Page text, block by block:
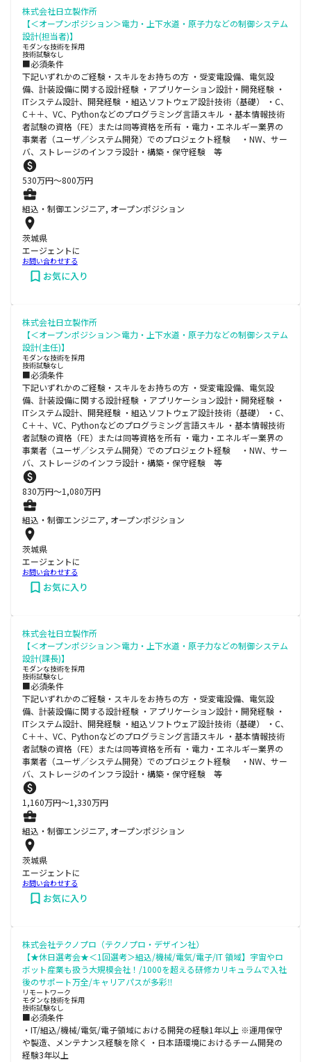
株式会社日立製作所
【＜オープンポジション＞電力・上下水道・原子力などの制御システム
設計(担当者)】
モダンな技術を採用
技術試験なし
■必須条件
下記いずれかのご経験・スキルをお持ちの方 ・受変電設備、電気設
備、計装設備に関する設計経験 ・アプリケーション設計・開発経験 ・
ITシステム設計、開発経験 ・組込ソフトウェア設計技術（基礎） ・C、
C＋＋、VC、Pythonなどのプログラミング言語スキル ・基本情報技術
者試験の資格（FE）または同等資格を所有 ・電力・エネルギー業界の
事業者（ユーザ／システム開発）でのプロジェクト経験 ・NW、サー
バ、ストレージのインフラ設計・構築・保守経験 等
530万円〜800万円
組込・制御エンジニア, オープンポジション
茨城県
エージェントに
お問い合わせする
お気に入り
株式会社日立製作所
【＜オープンポジション＞電力・上下水道・原子力などの制御システム
設計(主任)】
モダンな技術を採用
技術試験なし
■必須条件
下記いずれかのご経験・スキルをお持ちの方 ・受変電設備、電気設
備、計装設備に関する設計経験 ・アプリケーション設計・開発経験 ・
ITシステム設計、開発経験 ・組込ソフトウェア設計技術（基礎） ・C、
C＋＋、VC、Pythonなどのプログラミング言語スキル ・基本情報技術
者試験の資格（FE）または同等資格を所有 ・電力・エネルギー業界の
事業者（ユーザ／システム開発）でのプロジェクト経験 ・NW、サー
バ、ストレージのインフラ設計・構築・保守経験 等
830万円〜1,080万円
組込・制御エンジニア, オープンポジション
茨城県
エージェントに
お問い合わせする
お気に入り
株式会社日立製作所
【＜オープンポジション＞電力・上下水道・原子力などの制御システム
設計(課長)】
モダンな技術を採用
技術試験なし
■必須条件
下記いずれかのご経験・スキルをお持ちの方 ・受変電設備、電気設
備、計装設備に関する設計経験 ・アプリケーション設計・開発経験 ・
ITシステム設計、開発経験 ・組込ソフトウェア設計技術（基礎） ・C、
C＋＋、VC、Pythonなどのプログラミング言語スキル ・基本情報技術
者試験の資格（FE）または同等資格を所有 ・電力・エネルギー業界の
事業者（ユーザ／システム開発）でのプロジェクト経験 ・NW、サー
バ、ストレージのインフラ設計・構築・保守経験 等
1,160万円〜1,330万円
組込・制御エンジニア, オープンポジション
茨城県
エージェントに
お問い合わせする
お気に入り
株式会社テクノプロ（テクノプロ・デザイン社）
【★休日選考会★＜1回選考＞組込/機械/電気/電子/IT 領域】宇宙やロ
ボット産業も扱う大規模会社！/1000を超える研修カリキュラムで入社
後のサポート万全/キャリアパスが多彩‼
リモートワーク
モダンな技術を採用
技術試験なし
■必須条件
・IT/組込/機械/電気/電子領域における開発の経験1年以上 ※運用保守
や製造、メンテナンス経験を除く ・日本語環境におけるチーム開発の
経験3年以上